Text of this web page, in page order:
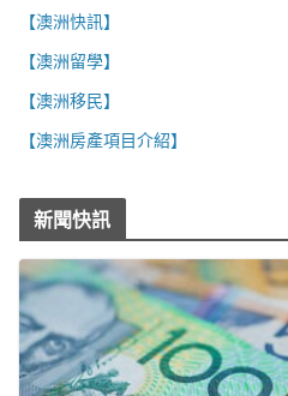
【澳洲快訊】
【澳洲留學】
【澳洲移民】
【澳洲房產項目介紹】
新聞快訊